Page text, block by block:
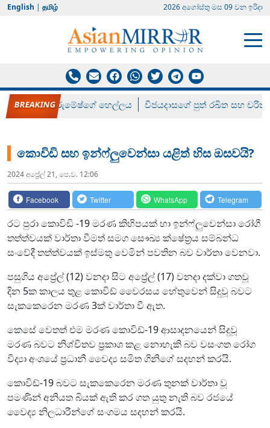
English | தமிழ் 2026 අගෝස්‍තු මස 09 වන ඉරිදා
රන් ගෙනා රුමේෂ්ගේ හෙල්ලය විජයදාසගේ පුත් රඛිත සහ චරිත්
කොවිඩි සහ ඉන්ෆ්ලුවෙන්සා යළිත් හිස ඔසවයි?
2024 අප්‍රේල් 21, පෙ.ව. 12:06
Facebook Twitter WhatsApp Telegram
රට පුරා කොවිඩි -19 මරණ කිහිපයක් හා ඉන්ෆ්ලුවෙන්සා රෝගී
තත්ත්වයක් වාර්තා වීමත් සමග සෞඛ්‍ය ක්ෂේත්‍රය සම්බන්ධ
සංවේදී තත්ත්වයක් ඉස්මතු වෙමින් පවතින බව වාර්තා වෙනවා.
පසුගිය අප්‍රේල් (12) වනදා සිට අප්‍රේල් (17) වනදා දක්වා ගතවූ
දින 5ක කාලය තුළ කොවිඩ් වෛරසය හේතුවෙන් සිදුවූ බවට
සැකකෙරෙන මරණ 3ක් වාර්තා වී ඇත.
කෙසේ වෙතත් එම මරණ කොවිඩ්-19 ආසාදනයෙන් සිදුවූ
මරණ බවට නිශ්චිතව ප්‍රකාශ කළ නොහැකි බව වසංගත රෝග
විද්‍යා අංශයේ ප්‍රධානී වෛද්‍ය සමිත ගිනිගේ සදහන් කරයි.
කොවිඩ්-19 බවට සැකකෙරෙන මරණ තුනක් වාර්තා වූ
පමණින් අනියත බියක් ඇති කර ගත යුතු නැති බව රජයේ
වෛද්‍ය නිලධාරීන්ගේ සංගමය සදහන් කරයි.